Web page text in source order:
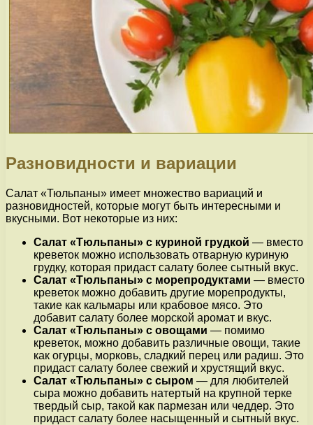
Разновидности и вариации
Салат «Тюльпаны» имеет множество вариаций и
разновидностей, которые могут быть интересными и
вкусными. Вот некоторые из них:
Салат «Тюльпаны» с куриной грудкой — вместо
креветок можно использовать отварную куриную
грудку, которая придаст салату более сытный вкус.
Салат «Тюльпаны» с морепродуктами — вместо
креветок можно добавить другие морепродукты,
такие как кальмары или крабовое мясо. Это
добавит салату более морской аромат и вкус.
Салат «Тюльпаны» с овощами — помимо
креветок, можно добавить различные овощи, такие
как огурцы, морковь, сладкий перец или радиш. Это
придаст салату более свежий и хрустящий вкус.
Салат «Тюльпаны» с сыром — для любителей
сыра можно добавить натертый на крупной терке
твердый сыр, такой как пармезан или чеддер. Это
придаст салату более насыщенный и сытный вкус.